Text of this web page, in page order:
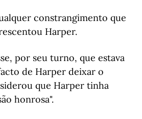
constrangimento que
Harper.
por seu turno, que estava
de Harper deixar o
que Harper tinha
honrosa".